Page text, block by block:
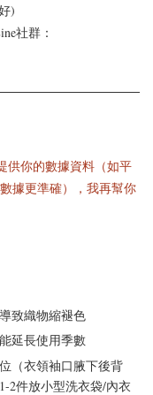
)
社群：
供你的數據資料（如平
據更準確），我再幫你
致織物縮褪色
延長使用季數
（衣領袖口腋下後背
2件放小型洗衣袋/內衣